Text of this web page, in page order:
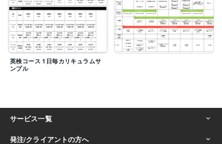
英検コース 1日毎カリキュラムサ
ンプル